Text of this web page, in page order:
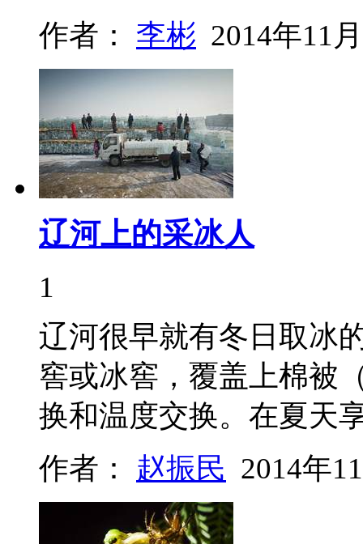
作者： 李彬 2014年11
辽河上的采冰人
1
辽河很早就有冬日取冰
窖或冰窖，覆盖上棉被
换和温度交换。在夏
作者： 赵振民 2014年